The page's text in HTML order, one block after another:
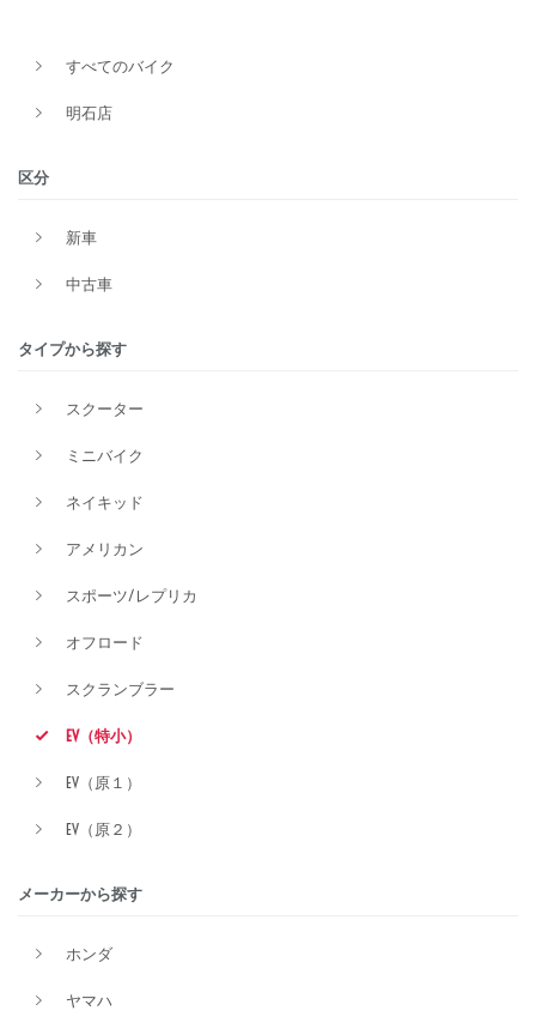
すべてのバイク
明石店
区分
新車
中古車
タイプから探す
スクーター
ミニバイク
ネイキッド
アメリカン
スポーツ/レプリカ
オフロード
スクランブラー
EV（特小）
EV（原１）
EV（原２）
メーカーから探す
ホンダ
ヤマハ
排気量
価格